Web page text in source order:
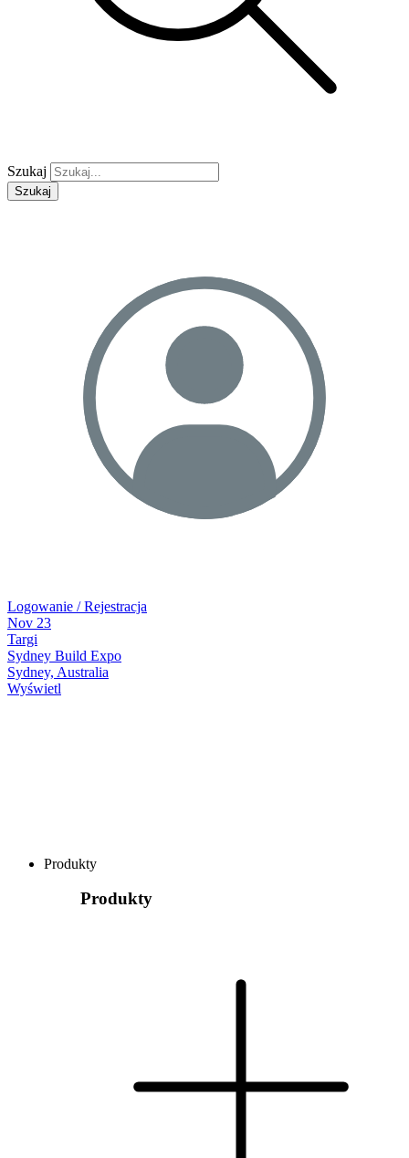
Szukaj
Szukaj
Logowanie / Rejestracja
Nov 23
Targi
Sydney Build Expo
Sydney, Australia
Wyświetl
Produkty
Produkty